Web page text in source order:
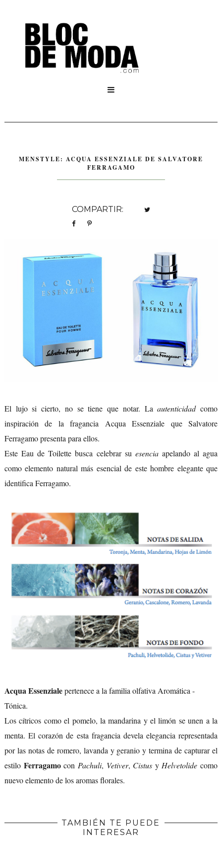

MENSTYLE: ACQUA ESSENZIALE DE SALVATORE
FERRAGAMO
COMPARTIR:
El lujo si cierto, no se tiene que notar. Laautenticidadcomo
inspiración de la fragancia Acqua Essenziale que Salvatore
Ferragamo presenta para ellos.
Este Eau de Toilette busca celebrar su esenciaapelando al agua
como elemento natural más esencial de este hombre elegante que
identifica Ferragamo.
Acqua Essenzialepertenece a la familia olfativa Aromática -
Tónica.
Los cítricos como el pomelo, la mandarina y el limón se unen a la
menta. El corazón de esta fragancia devela elegancia representada
por las notas de romero, lavanda y geranio y termina de capturar el
estilo Ferragamocon Pachuli, Vetiver, Cistus y Helvetolide como
nuevo elemento de los aromas florales.
TAMBIÉN TE PUEDE
INTERESAR